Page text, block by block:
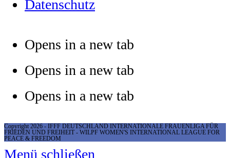
Datenschutz
Opens in a new tab
Opens in a new tab
Opens in a new tab
Copyright 2026 - IFFF DEUTSCHLAND INTERNATIONALE FRAUENLIGA FÜR
FRIEDEN UND FREIHEIT - WILPF WOMEN'S INTERNATIONAL LEAGUE FOR
PEACE & FREEDOM
Menü schließen